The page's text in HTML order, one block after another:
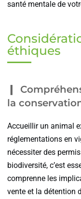
santé mentale de
éthiques
la
Accueillir un animal
réglementations en
nécessiter des
biodiversité, c’est
comprenne les
vente et la détention